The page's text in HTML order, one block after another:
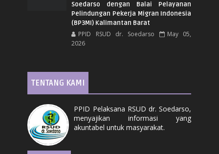
Soedarso dengan Balai Pelayanan
Pelindungan Pekerja Migran Indonesia
(BP3MI) Kalimantan Barat
PPID RSUD dr. Soedarso
May 05,
2026
TENTANG KAMI
PPID Pelaksana RSUD dr. Soedarso,
menyajikan informasi yang
akuntabel untuk masyarakat.